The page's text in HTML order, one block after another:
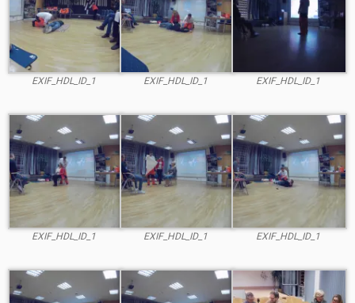
EXIF_HDL_ID_1 EXIF_HDL_ID_1 EXIF_HDL_ID_1
EXIF_HDL_ID_1 EXIF_HDL_ID_1 EXIF_HDL_ID_1